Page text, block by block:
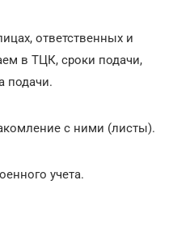
ответственных и
в ТЦК, сроки подачи,
подачи.
с ними (листы).
учета.